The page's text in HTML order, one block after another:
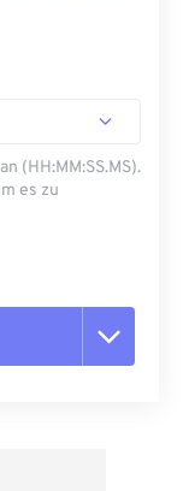
(HH:MM:SS.MS).
es zu